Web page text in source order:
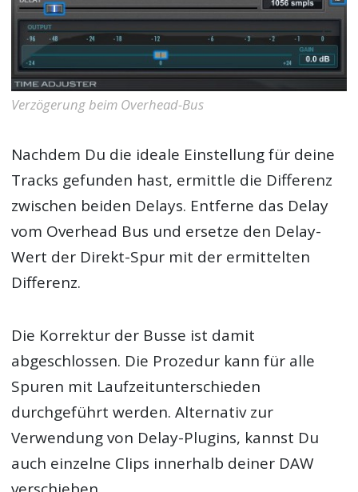
Verzögerung beim Overhead-Bus
Nachdem Du die ideale Einstellung für deine
Tracks gefunden hast, ermittle die Differenz
zwischen beiden Delays. Entferne das Delay
vom Overhead Bus und ersetze den Delay-
Wert der Direkt-Spur mit der ermittelten
Differenz.
Die Korrektur der Busse ist damit
abgeschlossen. Die Prozedur kann für alle
Spuren mit Laufzeitunterschieden
durchgeführt werden. Alternativ zur
Verwendung von Delay-Plugins, kannst Du
auch einzelne Clips innerhalb deiner DAW